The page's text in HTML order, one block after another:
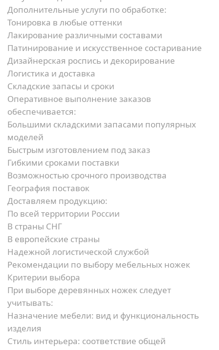
Дополнительные услуги по обработке:
Тонировка в любые оттенки
Лакирование различными составами
Патинирование и искусственное состаривание
Дизайнерская роспись и декорирование
Логистика и доставка
Складские запасы и сроки
Оперативное выполнение заказов
обеспечивается:
Большими складскими запасами популярных
моделей
Быстрым изготовлением под заказ
Гибкими сроками поставки
Возможностью срочного производства
География поставок
Доставляем продукцию:
По всей территории России
В страны СНГ
В европейские страны
Надежной логистической службой
Рекомендации по выбору мебельных ножек
Критерии выбора
При выборе деревянных ножек следует
учитывать:
Назначение мебели: вид и функциональность
изделия
Стиль интерьера: соответствие общей